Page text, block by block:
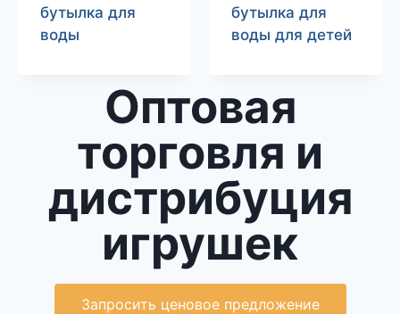
бутылка для
воды
бутылка для
воды для детей
Оптовая
торговля и
дистрибуция
игрушек
Запросить ценовое предложение